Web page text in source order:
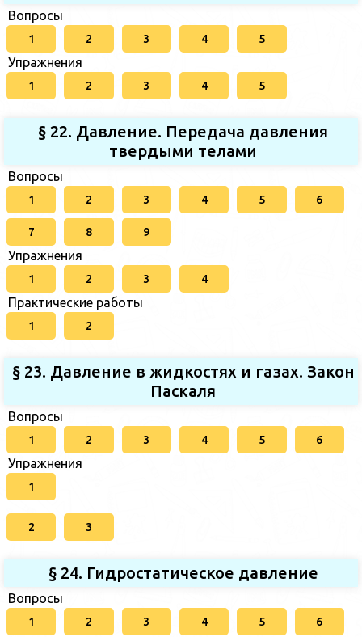
Вопросы
1 2 3 4 5
Упражнения
1 2 3 4 5
§ 22. Давление. Передача давления
твердыми телами
Вопросы
1 2 3 4 5 6
7 8 9
Упражнения
1 2 3 4
Практические работы
1 2
§ 23. Давление в жидкостях и газах. Закон
Паскаля
Вопросы
1 2 3 4 5 6
Упражнения
1
2 3
§ 24. Гидростатическое давление
Вопросы
1 2 3 4 5 6